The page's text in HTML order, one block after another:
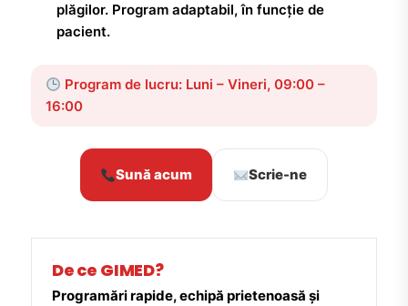
plăgilor. Program adaptabil, în funcție de
pacient.
Program de lucru: Luni – Vineri, 09:00 –
16:00
Sună acum Scrie-ne
De ce GIMED?
Programări rapide, echipă prietenoasă și